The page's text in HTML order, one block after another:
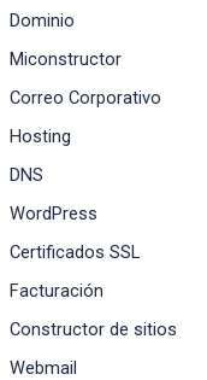
Dominio
Miconstructor
Correo Corporativo
Hosting
DNS
WordPress
Certificados SSL
Facturación
Constructor de sitios
Webmail